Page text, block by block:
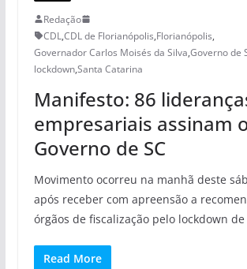
Redação
CDL,CDL de Florianópolis,Florianópolis,
Governador Carlos Moisés da Silva,Governo de
lockdown,Santa Catarina
Manifesto: 86
empresariais assinam
Governo de SC
Movimento ocorreu na manhã deste
após receber com apreensão a
órgãos de fiscalização pelo lockdown de
Read More